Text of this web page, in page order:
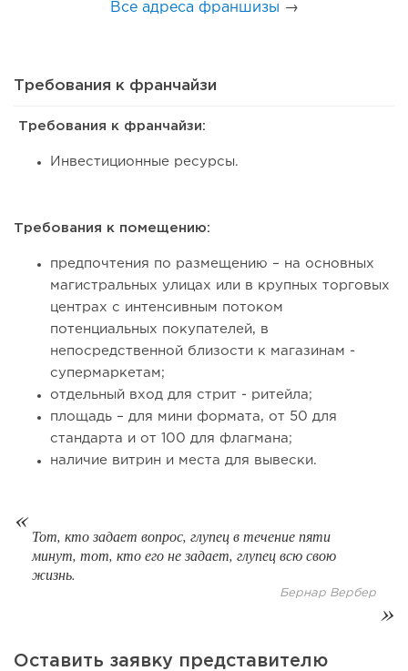
119
123
Все адреса франшизы →
Требования к франчайзи
Требования к франчайзи:
Инвестиционные ресурсы.
Требования к помещению:
предпочтения по размещению – на основных
магистральных улицах или в крупных торговых
центрах с интенсивным потоком
потенциальных покупателей, в
непосредственной близости к магазинам -
супермаркетам;
отдельный вход для стрит - ритейла;
площадь – для мини формата, от 50 для
стандарта и от 100 для флагмана;
наличие витрин и места для вывески.
Тот, кто задает вопрос, глупец в течение пяти
минут, тот, кто его не задает, глупец всю свою
жизнь.
Бернар Вербер
Оставить заявку представителю